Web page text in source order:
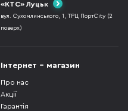
«КТС» Луцьк
вул. Сухомлинського, 1, ТРЦ ПортCity (2
поверх)
Інтернет - магазин
Про нас
Акції
Гарантія